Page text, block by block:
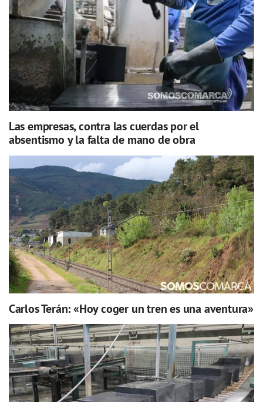
Las empresas, contra las cuerdas por el
absentismo y la falta de mano de obra
Carlos Terán: «Hoy coger un tren es una aventura»